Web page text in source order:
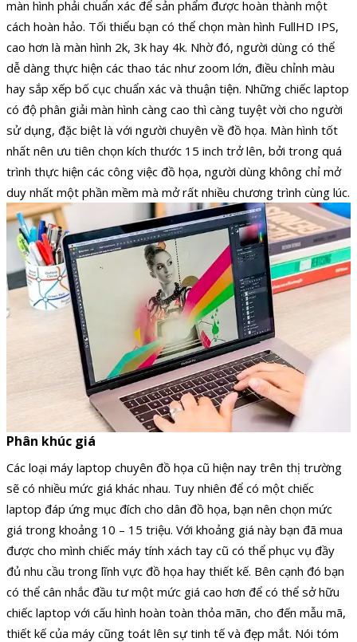
màn hình phải chuẩn xác để sản phẩm được hoàn thành một
cách hoàn hảo. Tối thiểu bạn có thể chọn màn hình FullHD IPS,
cao hơn là màn hình 2k, 3k hay 4k. Nhờ đó, người dùng có thể
dễ dàng thực hiện các thao tác như zoom lớn, điều chỉnh màu
hay sắp xếp bố cục chuẩn xác và thuận tiện. Những chiếc laptop
có độ phân giải màn hình càng cao thì càng tuyệt vời cho người
sử dụng, đặc biệt là với người chuyên về đồ họa. Màn hình tốt
nhất nên ưu tiên chọn kích thước 15 inch trở lên, bởi trong quá
trình thực hiện các công việc đồ họa, người dùng không chỉ mở
duy nhất một phần mềm mà mở rất nhiều chương trình cùng lúc.
Phân khúc giá
Các loại máy laptop chuyên đồ họa cũ hiện nay trên thị trường
sẽ có nhiều mức giá khác nhau. Tuy nhiên để có một chiếc
laptop đáp ứng mục đích cho dân đồ họa, bạn nên chọn mức
giá trong khoảng 10 – 15 triệu. Với khoảng giá này bạn đã mua
được cho mình chiếc máy tính xách tay cũ có thể phục vụ đầy
đủ nhu cầu trong lĩnh vực đồ họa hay thiết kế. Bên cạnh đó bạn
có thể cân nhắc đầu tư một mức giá cao hơn để có thể sở hữu
chiếc laptop với cấu hình hoàn toàn thỏa mãn, cho đến mẫu mã,
thiết kế của máy cũng toát lên sự tinh tế và đẹp mắt. Nói tóm